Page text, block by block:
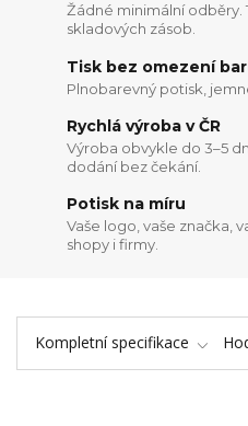
Žádné minimální odběry.
skladových zásob.
Tisk bez omezení
Plnobarevný potisk,
Rychlá výroba v ČR
Výroba obvykle do 3–5
dodání bez čekání.
Potisk na míru
Vaše logo, vaše značka,
shopy i firmy.
Kompletní specifikace